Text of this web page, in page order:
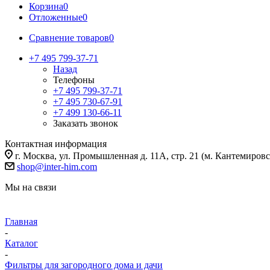
Корзина0
Отложенные0
Сравнение товаров0
+7 495 799-37-71
Назад
Телефоны
+7 495 799-37-71
+7 495 730-67-91
+7 499 130-66-11
Заказать звонок
Контактная информация
г. Москва, ул. Промышленная д. 11А, стр. 21 (м.
shop@inter-him.com
Мы на связи
Главная
-
Каталог
-
Фильтры для загородного дома и дачи